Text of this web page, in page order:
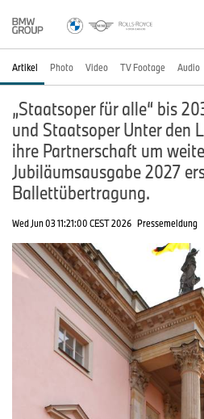
Artikel Photo Video TV Footage Audio
„Staatsoper für alle“ bis
und Staatsoper Unter den
ihre Partnerschaft um
Jubiläumsausgabe 2027
Ballettübertragung.
Wed Jun 03 11:21:00 CEST 2026 Pressemeldung